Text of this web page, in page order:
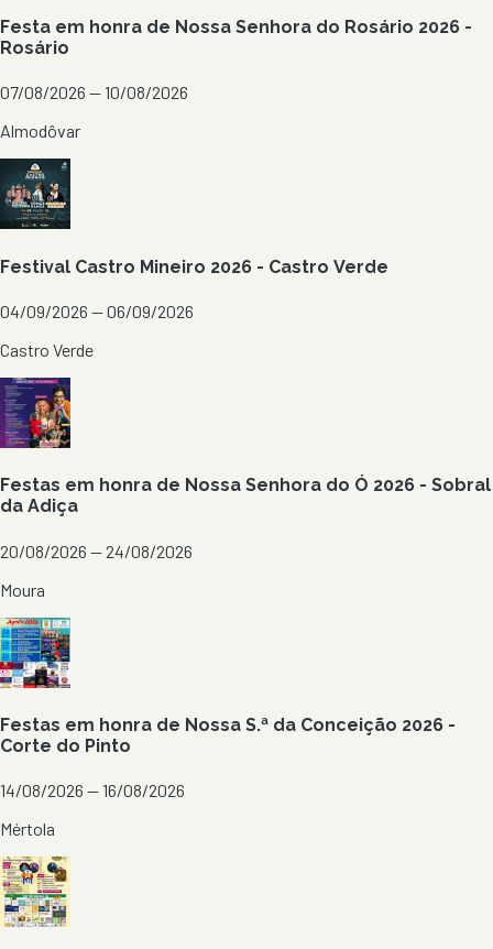
Festa em honra de Nossa Senhora do Rosário 2026 -
Rosário
07/08/2026 — 10/08/2026
Almodôvar
Festival Castro Mineiro 2026 - Castro Verde
04/09/2026 — 06/09/2026
Castro Verde
Festas em honra de Nossa Senhora do Ó 2026 - Sobral
da Adiça
20/08/2026 — 24/08/2026
Moura
Festas em honra de Nossa S.ª da Conceição 2026 -
Corte do Pinto
14/08/2026 — 16/08/2026
Mértola